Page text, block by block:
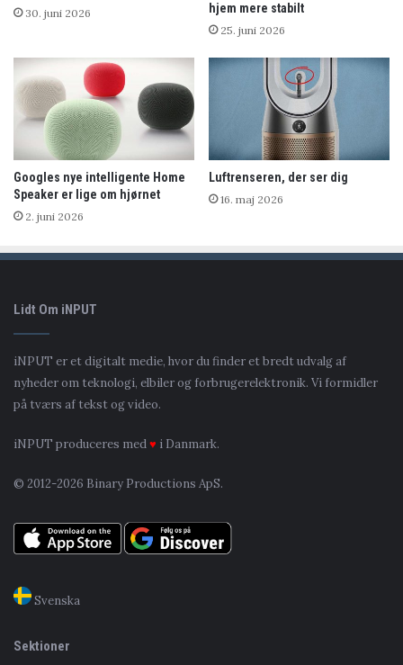
30. juni 2026
hjem mere stabilt
25. juni 2026
Googles nye intelligente Home
Speaker er lige om hjørnet
2. juni 2026
Luftrenseren, der ser dig
16. maj 2026
Lidt Om iNPUT
iNPUT er et digitalt medie, hvor du finder et bredt udvalg af
nyheder om teknologi, elbiler og forbrugerelektronik. Vi formidler
på tværs af tekst og video.
iNPUT produceres med♥ i Danmark.
© 2012-2026 Binary Productions ApS.
Svenska
Sektioner